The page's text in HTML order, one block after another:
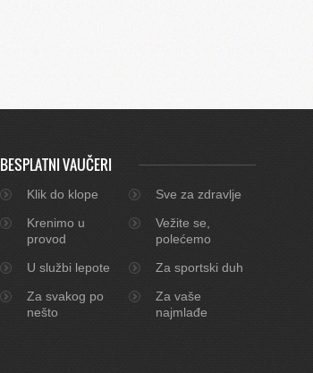
BESPLATNI VAUČERI
Klik do klope
Sve za zdravlje
Krenimo u
provod
Vežite se,
polećemo
U službi lepote
Za sportski duh
Za svakog po
nešto
Za vaše
najmlađe